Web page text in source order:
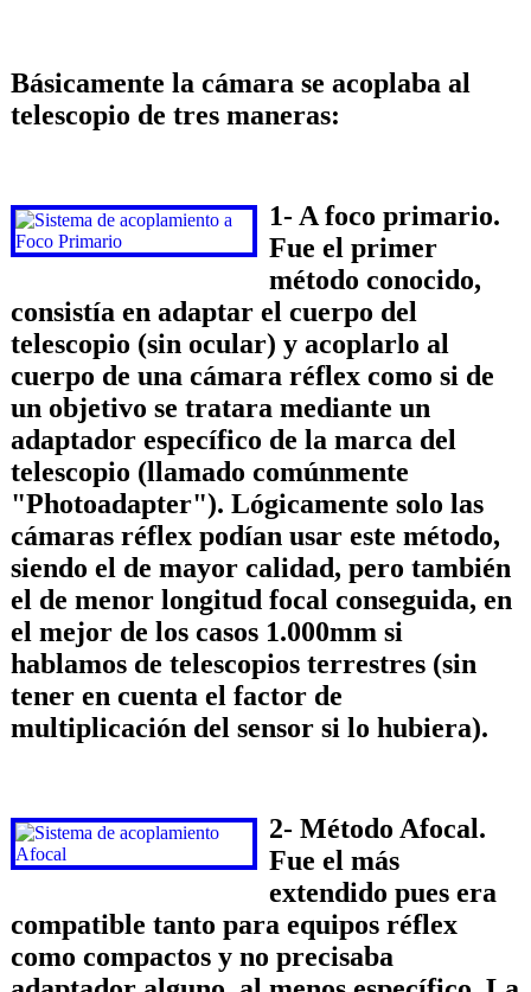
Básicamente la cámara se acoplaba al
telescopio de tres maneras:
1- A foco primario.
Fue el primer
método conocido,
consistía en adaptar el cuerpo del
telescopio (sin ocular) y acoplarlo al
cuerpo de una cámara réflex como si de
un objetivo se tratara mediante un
adaptador específico de la marca del
telescopio (llamado comúnmente
"Photoadapter"). Lógicamente solo las
cámaras réflex podían usar este método,
siendo el de mayor calidad, pero también
el de menor longitud focal conseguida, en
el mejor de los casos 1.000mm si
hablamos de telescopios terrestres (sin
tener en cuenta el factor de
multiplicación del sensor si lo hubiera).
2- Método Afocal.
Fue el más
extendido pues era
compatible tanto para equipos réflex
como compactos y no precisaba